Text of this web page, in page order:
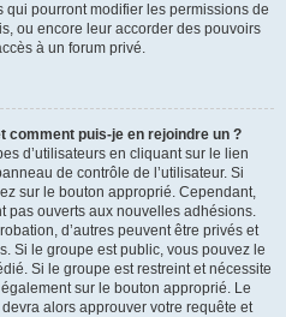
pourront modifier les permissions de
ou encore leur accorder des pouvoirs
à un forum privé.
comment puis-je en rejoindre un ?
d’utilisateurs en cliquant sur le lien
de contrôle de l’utilisateur. Si
sur le bouton approprié. Cependant,
pas ouverts aux nouvelles adhésions.
d’autres peuvent être privés et
Si le groupe est public, vous pouvez le
Si le groupe est restreint et nécessite
sur le bouton approprié. Le
alors approuver votre requête et